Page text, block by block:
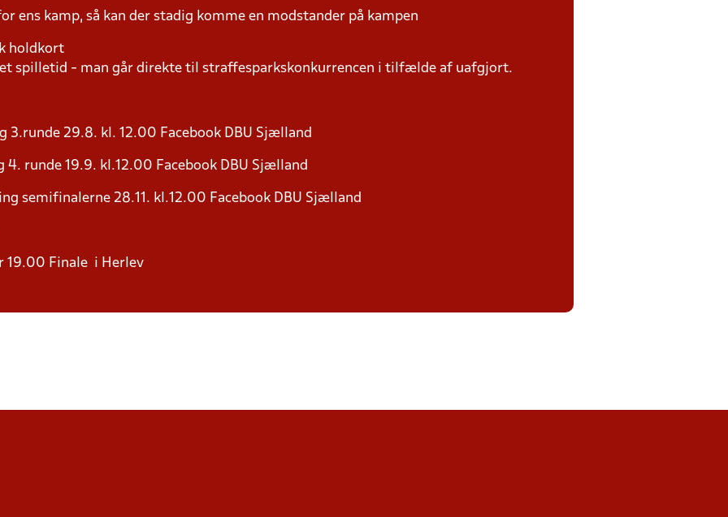
ens kamp, så kan der stadig komme en modstander på kampen
holdkort
spilletid - man går direkte til straffesparkskonkurrencen i tilfælde af uafgjort.
3.runde 29.8. kl. 12.00 Facebook DBU Sjælland
runde 19.9. kl.12.00 Facebook DBU Sjælland
semifinalerne 28.11. kl.12.00 Facebook DBU Sjælland
19.00 Finale i Herlev